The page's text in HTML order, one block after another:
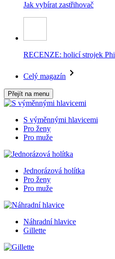
Jak vybírat zastřihovač
RECENZE: holicí strojek
Celý magazín
Přejít na menu
S výměnnými hlavicemi
Pro ženy
Pro muže
Jednorázová holítka
Pro ženy
Pro muže
Náhradní hlavice
Gillette